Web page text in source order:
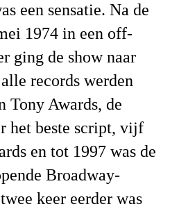
een sensatie. Na de
1974 in een off-
ging de show naar
records werden
Tony Awards, de
het beste script, vijf
en tot 1997 was de
Broadway-
keer eerder was